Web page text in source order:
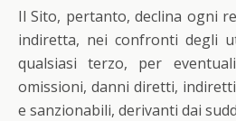
Il Sito, pertanto, declina ogni
indiretta, nei confronti degli
qualsiasi terzo, per
omissioni, danni diretti,
e sanzionabili, derivanti dai